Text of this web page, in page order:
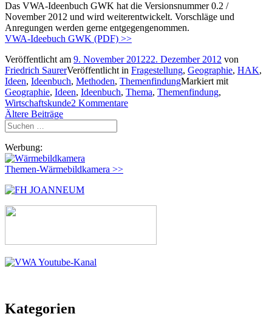
Das VWA-Ideenbuch GWK hat die Versionsnummer 0.2 /
November 2012 und wird weiterentwickelt. Vorschläge und
Anregungen werden gerne entgegengenommen.
VWA-Ideebuch GWK (PDF) >>
Veröffentlicht am 9. November 201222. Dezember 2012 von
Friedrich SaurerVeröffentlicht in Fragestellung, Geographie, HAK,
Ideen, Ideenbuch, Methoden, ThemenfindungMarkiert mit
Geographie, Ideen, Ideenbuch, Thema, Themenfindung,
Wirtschaftskunde2 Kommentare
Beitragsnavigation
Ältere Beiträge
Suchen
nach:
Werbung:
Themen-Wärmebildkamera >>
Kategorien